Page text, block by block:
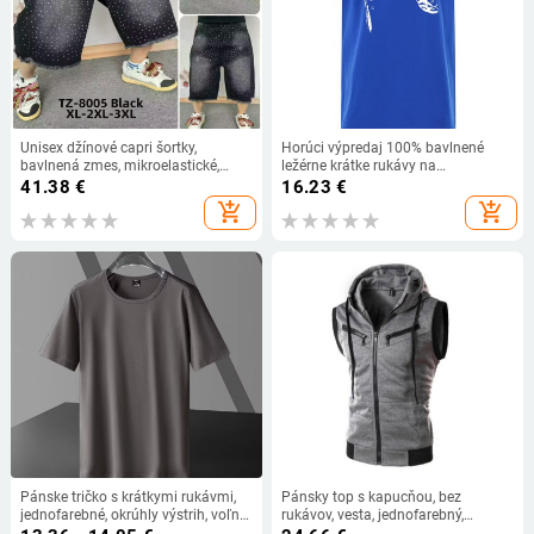
Unisex džínové capri šortky,
bavlnená zmes, mikroelastické,
rovný strih, leto
41.38 €
add_shopping_cart
Horúci výpredaj 100% bavlnené
ležérne krátke rukávy na
skateboarding topánky pánske
tričko letné priedušné oblečenie O-
výstrih nadrozmerné krátke rukávy
16.23 €
add_shopping_cart
Pánske tričko s krátkymi rukávmi,
jednofarebné, okrúhly výstrih, voľný
Pánsky top s kapucňou, bez
rukávov, vesta, jednofarebný,